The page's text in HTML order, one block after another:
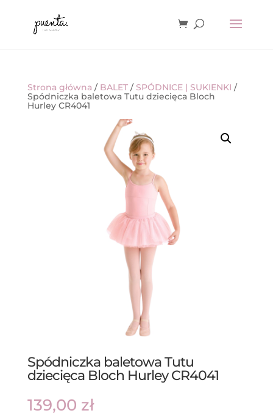
Strona główna / BALET/ SPÓDNICE | SUKIENKI /
Spódniczka baletowa Tutu dziecięca Bloch
Hurley CR4041
Spódniczka baletowa Tutu
dziecięca Bloch Hurley CR4041
139,00 zł